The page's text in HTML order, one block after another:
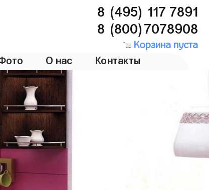
8 (495) 117 7891
8 (800)7078908
Корзина пуста
О нас Контакты